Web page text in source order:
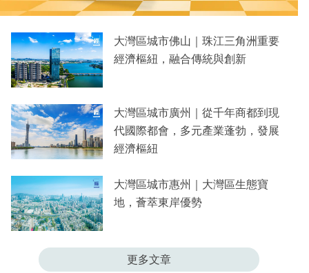
事
專
欄
訂
閱
專
區
大灣區城市佛山｜珠江三角洲重要
經濟樞紐，融合傳統與創新
大灣區城市廣州｜從千年商都到現
代國際都會，多元產業蓬勃，發展
經濟樞紐
大灣區城市惠州｜大灣區生態寶
地，薈萃東岸優勢
更多文章